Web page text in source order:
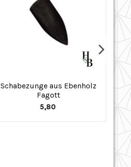
Schabezunge aus Ebenholz
Fagott
5,80